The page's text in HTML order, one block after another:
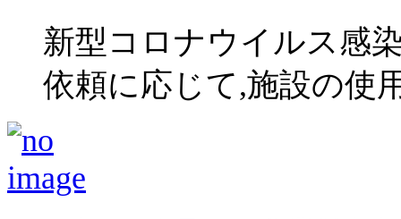
新型コロナウイルス感
依頼に応じて,施設の使